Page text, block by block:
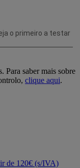
Para saber mais sobre
clique aqui.
de 120€ (s/IVA)